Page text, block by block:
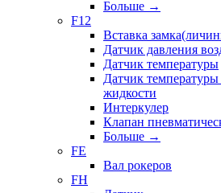
Больше →
F12
Вставка
Датчик давления
Датчик температуры
Датчик
жидкости
Интеркулер
Клапан
Больше →
FE
Вал рокеров
FH